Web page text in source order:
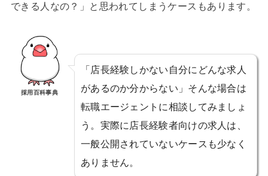
できる人なの？」と思われてしまうケースもあります。
採用百科事典
「店長経験しかない自分にどんな求人
があるのか分からない」そんな場合は
転職エージェントに相談してみましょ
う。実際に店長経験者向けの求人は、
一般公開されていないケースも少なく
ありません。